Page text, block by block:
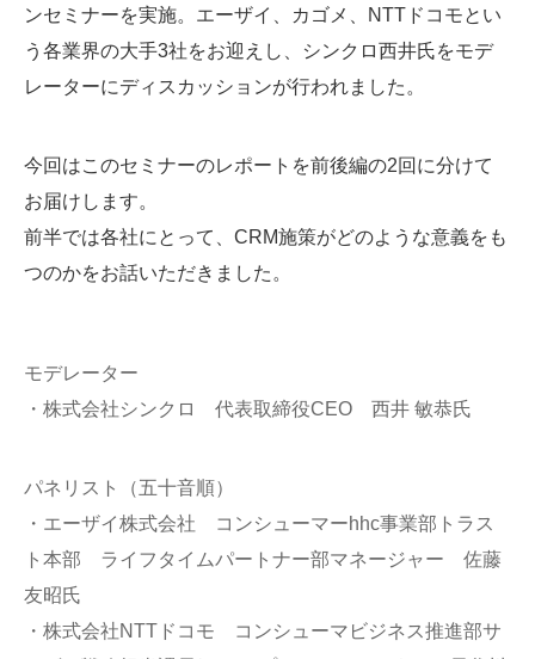
ンセミナーを実施。エーザイ、カゴメ、NTTドコモとい
う各業界の大手3社をお迎えし、シンクロ西井氏をモデ
レーターにディスカッションが行われました。
今回はこのセミナーのレポートを前後編の2回に分けて
お届けします。
前半では各社にとって、CRM施策がどのような意義をも
つのかをお話いただきました。
モデレーター
・株式会社シンクロ 代表取締役CEO 西井 敏恭氏
パネリスト（五十音順）
・エーザイ株式会社 コンシューマーhhc事業部トラス
ト本部 ライフタイムパートナー部マネージャー 佐藤
友昭氏
・株式会社NTTドコモ コンシューマビジネス推進部サ